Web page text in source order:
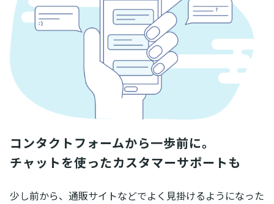
コンタクトフォームから一歩前に。
チャットを使ったカスタマーサポートも
少し前から、通販サイトなどでよく見掛けるようになった